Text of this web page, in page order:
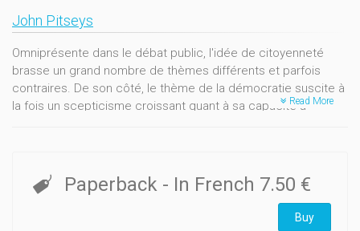
John Pitseys
Omniprésente dans le débat public, l'idée de citoyenneté
brasse un grand nombre de thèmes différents et parfois
contraires. De son côté, le thème de la démocratie suscite à
la fois un scepticisme croissant quant à sa capacité à
En dépit ou à cause de l’association régulière de ces deux
termes, démocratie et citoyenneté entretiennent des
relations complexes. L’exercice de la citoyenneté
Read More
Paperback - In French 7.50 €
Buy